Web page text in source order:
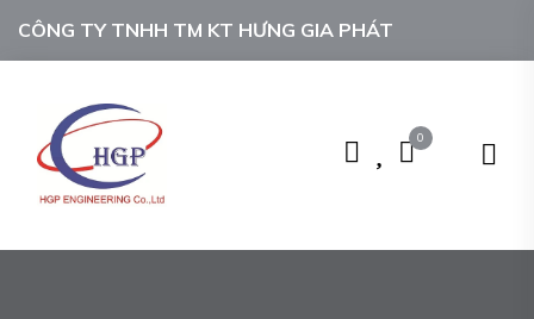
CÔNG TY TNHH TM KT HƯNG GIA PHÁT
0